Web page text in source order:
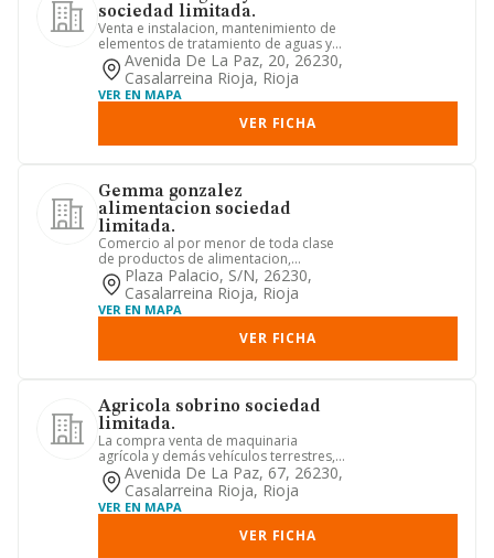
sociedad limitada.
Venta e instalacion, mantenimiento de
elementos de tratamiento de aguas y
movimiento de fluidos, en...
Avenida De La Paz, 20, 26230,
Casalarreina Rioja, Rioja
VER EN MAPA
VER FICHA
Gemma gonzalez
alimentacion sociedad
limitada.
Comercio al por menor de toda clase
de productos de alimentacion,
drogueria y bazar. tales operacio...
Plaza Palacio, S/n, 26230,
Casalarreina Rioja, Rioja
VER EN MAPA
VER FICHA
Agricola sobrino sociedad
limitada.
La compra venta de maquinaria
agrícola y demás vehículos terrestres,
así como el comercio de acceso...
Avenida De La Paz, 67, 26230,
Casalarreina Rioja, Rioja
VER EN MAPA
VER FICHA